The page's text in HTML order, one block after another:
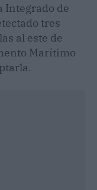
Integrado de
tres
al este de
Marítimo